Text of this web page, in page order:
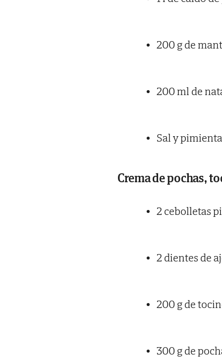
200 g de
200 ml de
Sal y pimienta
Crema de pochas,
2 cebolletas
2 dientes de
200 g de
300 g de